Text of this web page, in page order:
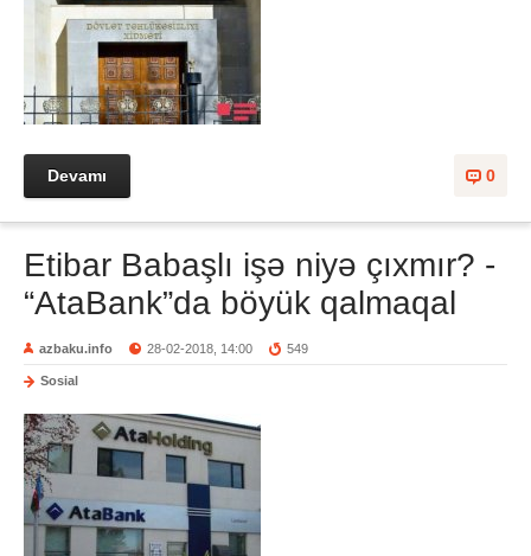
0
Devamı
Etibar Babaşlı işə niyə çıxmır? -
“AtaBank”da böyük qalmaqal
azbaku.info 28-02-2018, 14:00 549
Sosial